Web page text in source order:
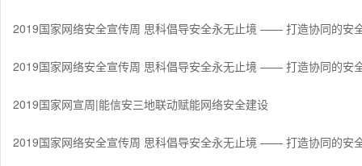
2019国家网络安全宣传周 思科倡导安全永无止境 —— 打造协同的安
2019国家网络安全宣传周 思科倡导安全永无止境 —— 打造协同的安
2019国家网宣周|能信安三地联动赋能网络安全建设
2019国家网络安全宣传周 思科倡导安全永无止境 —— 打造协同的安